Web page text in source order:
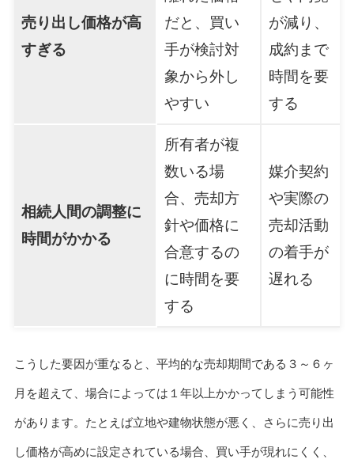
売り出し価格が高
すぎる
だと、買い
手が検討対
象から外し
やすい
が減り、
成約まで
時間を要
する
相続人間の調整に
時間がかかる
所有者が複
数いる場
合、売却方
針や価格に
合意するの
に時間を要
する
媒介契約
や実際の
売却活動
の着手が
遅れる
こうした要因が重なると、平均的な売却期間である ３～６ヶ
月 を超えて、場合によっては１年以上かかってしまう可能性
があります。たとえば立地や建物状態が悪く、さらに売り出
し価格が高めに設定されている場合、買い手が現れにくく、